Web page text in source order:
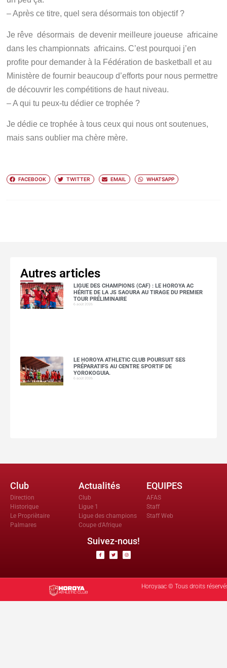
– Après ce titre, quel sera désormais ton objectif ?
Je rêve désormais de devenir meilleure joueuse africaine
dans les championnats africains. C’est pourquoi j’en
profite pour demander à la Fédération de basketball et au
Ministère de fournir beaucoup d’efforts pour nous permettre
de découvrir les compétitions de haut niveau.
– A qui tu peux-tu dédier ce trophée ?
Je dédie ce trophée à tous ceux qui nous ont soutenues,
mais sans oublier ma chère mère.
FACEBOOK TWITTER EMAIL WHATSAPP
Autres articles
LIGUE DES CHAMPIONS (CAF) : LE HOROYA AC
HÉRITE DE LA JS SAOURA AU TIRAGE DU PREMIER
TOUR PRÉLIMINAIRE
6 août 2026
LE HOROYA ATHLETIC CLUB POURSUIT SES
PRÉPARATIFS AU CENTRE SPORTIF DE
YOROKOGUIA.
6 août 2026
Club
Direction
Historique
Le Propriètaire
Palmares
Actualités
Club
Ligue 1
Ligue des champions
Coupe d'Afrique
EQUIPES
AFAS
Staff
Staff Web
Suivez-nous!
Horoyaac © Tous droits